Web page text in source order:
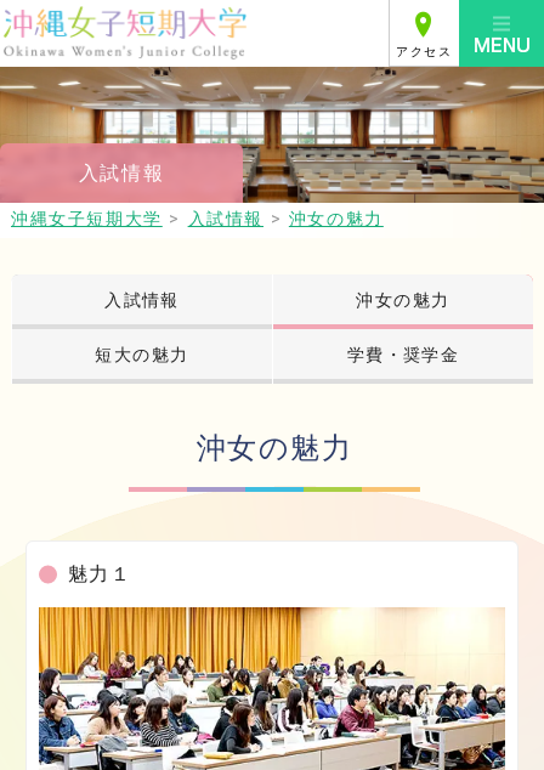
アクセス
入試情報
沖縄女子短期大学 > 入試情報 > 沖女の魅力
入試情報 沖女の魅力
短大の魅力 学費・奨学金
沖女の魅力
魅力１